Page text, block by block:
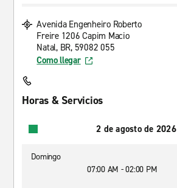
Avenida Engenheiro Roberto
Freire 1206 Capim Macio
Natal, BR, 59082 055
Como llegar
Horas & Servicios
2 de agosto de 2026
Domingo
07:00 AM - 02:00 PM